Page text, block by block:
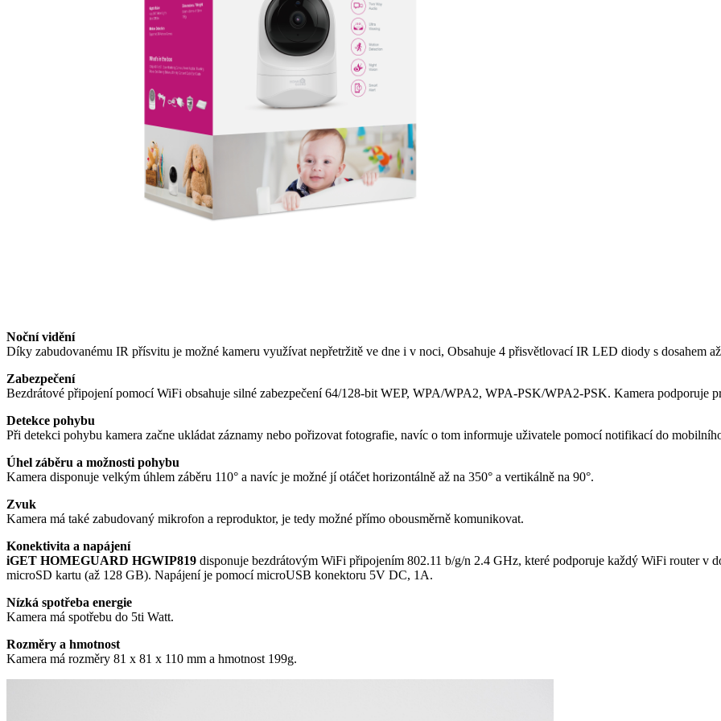
Noční vidění
Díky zabudovanému IR přísvitu je možné kameru využívat nepřetržitě ve dne i v noci, Obsahuje 4 přisvětlovací IR LED diody s dosahem
Zabezpečení
Bezdrátové připojení pomocí WiFi obsahuje silné zabezpečení 64/128-bit WEP, WPA/WPA2, WPA-PSK/WPA2-PSK. Kamera podporuje
Detekce pohybu
Při detekci pohybu kamera začne ukládat záznamy nebo pořizovat fotografie, navíc o tom informuje uživatele pomocí notifikací do
Úhel záběru a možnosti pohybu
Kamera disponuje velkým úhlem záběru 110° a navíc je možné jí otáčet horizontálně až na 350° a vertikálně na 90°.
Zvuk
Kamera má také zabudovaný mikrofon a reproduktor, je tedy možné přímo obousměrně komunikovat.
Konektivita a napájení
iGET HOMEGUARD HGWIP819 disponuje bezdrátovým WiFi připojením 802.11 b/g/n 2.4 GHz, které podporuje každý WiFi router v
microSD kartu (až 128 GB). Napájení je pomocí microUSB konektoru 5V DC, 1A.
Nízká spotřeba energie
Kamera má spotřebu do 5ti Watt.
Rozměry a hmotnost
Kamera má rozměry 81 x 81 x 110 mm a hmotnost 199g.